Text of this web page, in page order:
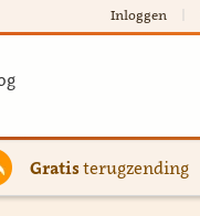
Inloggen
Gratisterugzending